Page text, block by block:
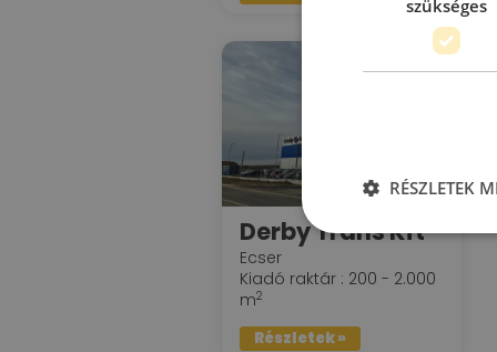
Derby Trans Kft
Ecser
Kiadó raktár : 200 - 2.000
m2
Részletek »
szükséges
RÉSZLETEK